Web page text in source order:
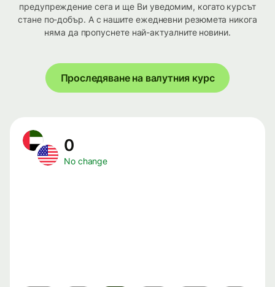
предупреждение сега и ще Ви уведомим, когато курсът
стане по-добър. А с нашите ежедневни резюмета никога
няма да пропуснете най-актуалните новини.
Проследяване на валутния курс
0
No change